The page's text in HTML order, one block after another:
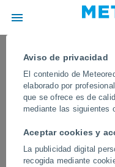
Aviso de privacidad
El contenido de
elaborado por
que se ofrece es de
mediante las siguientes
Aceptar cookies y
La publicidad digital
recogida mediante